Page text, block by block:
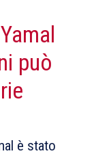
può
è stato